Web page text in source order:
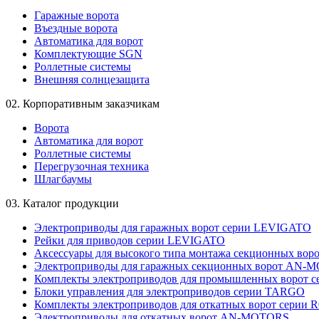
Гаражные ворота
Въездные ворота
Автоматика для ворот
Комплектующие SGN
Роллетные системы
Внешняя солнцезащита
02. Корпоративным заказчикам
Ворота
Автоматика для ворот
Роллетные системы
Перегрузочная техника
Шлагбаумы
03. Каталог продукции
Электроприводы для гаражных ворот серии LEVIGATO
Рейки для приводов серии LEVIGATO
Аксессуары для высокого типа монтажа секционных
Электроприводы для гаражных секционных ворот AN-
Комплекты электроприводов для промышленных ворот
Блоки управления для электроприводов серии TARGO
Комплекты электроприводов для откатных ворот серии